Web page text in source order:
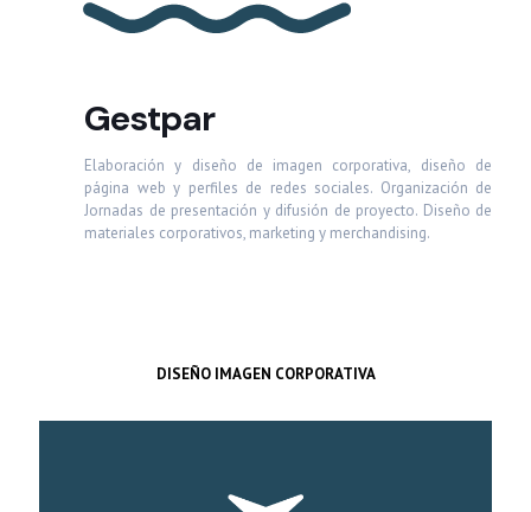
Gestpar
Elaboración y diseño de imagen corporativa, diseño de
página web y perfiles de redes sociales. Organización de
Jornadas de presentación y difusión de proyecto. Diseño de
materiales corporativos, marketing y merchandising.
DISEÑO IMAGEN CORPORATIVA